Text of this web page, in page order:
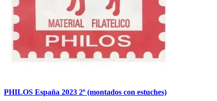
PHILOS España 2023 2º (montados con estuches)